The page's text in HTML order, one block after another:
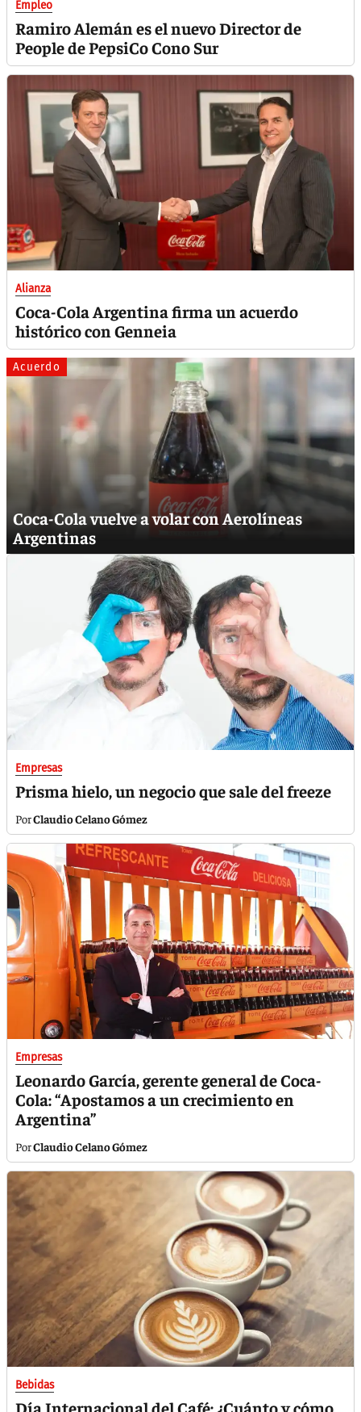
Empleo
Ramiro Alemán es el nuevo Director de
People de PepsiCo Cono Sur
Alianza
Coca-Cola Argentina firma un acuerdo
histórico con Genneia
Acuerdo
Coca-Cola vuelve a volar con Aerolíneas
Argentinas
Empresas
Prisma hielo, un negocio que sale del freeze
Claudio Celano Gómez
Empresas
Leonardo García, gerente general de Coca-
Cola: “Apostamos a un crecimiento en
Argentina”
Claudio Celano Gómez
Bebidas
Día Internacional del Café: ¿Cuánto y cómo